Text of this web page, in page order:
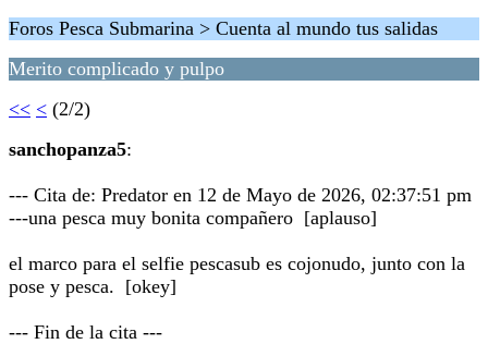
Foros Pesca Submarina > Cuenta al mundo tus salidas
Merito complicado y pulpo
<< < (2/2)
sanchopanza5:
--- Cita de: Predator en 12 de Mayo de 2026, 02:37:51 pm
---una pesca muy bonita compañero [aplauso]
el marco para el selfie pescasub es cojonudo, junto con la
pose y pesca. [okey]
--- Fin de la cita ---